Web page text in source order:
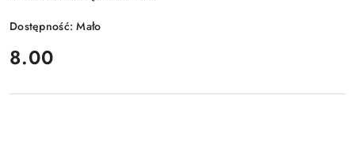
Dostępność:Mało
cena:
8.00